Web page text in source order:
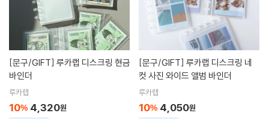
[문구/GIFT]
바인더
루카랩
10% 4,320원
[문구/GIFT]
컷 사진 와이드 앨범 바인더
루카랩
10% 4,050원